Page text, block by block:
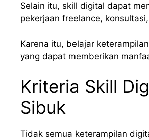
Selain itu, skill digital dapat
pekerjaan freelance,
Karena itu, belajar
yang dapat memberikan
Kriteria Skill
Sibuk
Tidak semua keterampilan